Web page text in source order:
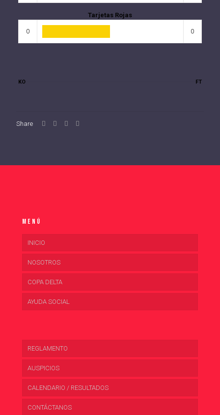
Tarjetas Rojas
0 0
KO FT
Share
Menú
INICIO
NOSOTROS
COPA DELTA
AYUDA SOCIAL
REGLAMENTO
AUSPICIOS
CALENDARIO / RESULTADOS
CONTÁCTANOS